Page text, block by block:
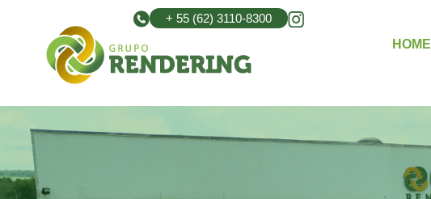
+ 55 (62) 3110-8300
HOME